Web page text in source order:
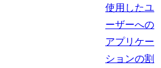
使用したユ
ーザーへの
アプリケー
ションの割